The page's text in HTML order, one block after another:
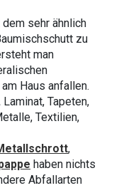
sehr ähnlich
zu
man
Haus anfallen.
Tapeten,
Textilien,
,
haben nichts
Abfallarten